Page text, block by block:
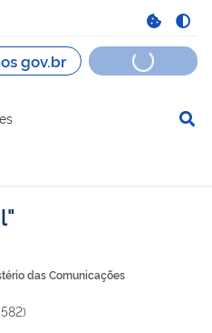
das Comunicações
582)